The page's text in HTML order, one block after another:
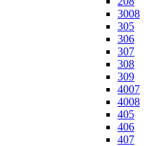
3008
305
306
307
308
309
4007
4008
405
406
407